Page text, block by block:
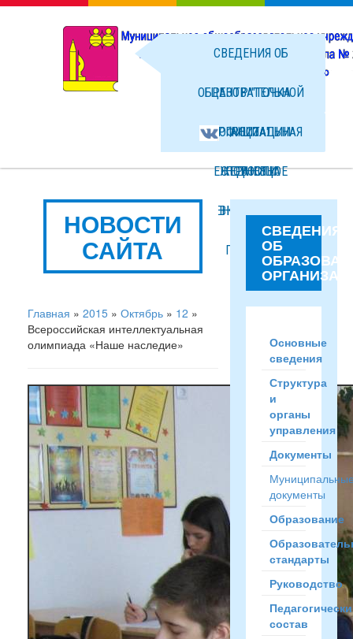
СВЕДЕНИЯ ОБ
ОБРАЗОВАТЕЛЬНОЙ
ОРГАНИЗАЦИИ
НОВОСТИ
ФАЙЛЫ
ЦЕНТР "ТОЧКА
РОСТА"
ЕЖЕДНЕВНОЕ
МЕНЮ ГОРЯЧЕГО
ПИТАНИЯ
ОФИЦИАЛЬНАЯ
СТРАНИЦА
ВКОНТАКТЕ
НОВОСТИ
САЙТА
Главная » 2015 » Октябрь » 12 »
Всероссийская интеллектуальная
олимпиада «Наше наследие»
СВЕДЕНИЯ
ОБ
Основные
сведения
Структура
и
органы
управления
Документы
документы
Образование
стандарты
Руководство
состав